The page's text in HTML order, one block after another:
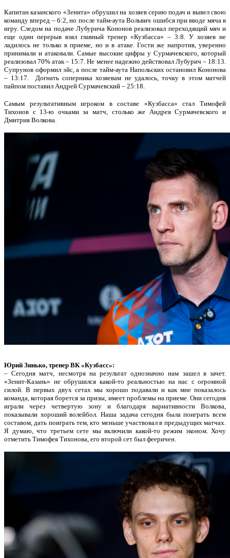
Капитан казанского «Зенита» обрушил на хозяев серию подач и вывел свою
команду вперед – 6:2, но после тайм-аута Вольвич ошибся при вводе мяча в
игру. Следом на подаче Лубурича Кононов реализовал переходящий мяч и
еще один перерыв взял главный тренер «Кузбасса» – 3:8. У хозяев не
ладилось не только в приеме, но и в атаке. Гости же напротив, уверенно
принимали и атаковали. Самые высокие цифры у Сурмачевского, который
реализовал 70% атак – 15:7. Не менее надежно действовал Лубурич – 18:13.
Супрунов оформил эйс, а после тайм-аута Напольских остановил Кононова
– 13:17. Догнать соперника хозяевам не удалось, точку в этом матчей
пайпом поставил Андрей Сурмачевский – 25:18.
Самым результативным игроком в составе «Кузбасса» стал Тимофей
Тихонов с 13-ю очками за матч, столько же Андрея Сурмачевского и
Дмитрия Волкова.
Юрий Зинько, тренер ВК «Кузбасс»:
– Сегодня матч, несмотря на результат однозначно нам зашел в зачет.
«Зенит-Казань» не обрушился какой-то реальностью на нас с огромной
силой. В первых двух сетах мы хорошо подавали и как мне показалось
команда, которая борется за призы, имеет проблемы на приеме. Они сегодня
играли через четвертую зону и благодаря вариативности Волкова,
показывали хороший волейбол. Наша задача сегодня была поиграть всем
составом, дать поиграть тем, кто меньше участвовал в предыдущих матчах.
Я думаю, что третьем сете мы включили какой-то режим эконом. Хочу
отметить Тимофея Тихонова, его второй сет был фееричен.